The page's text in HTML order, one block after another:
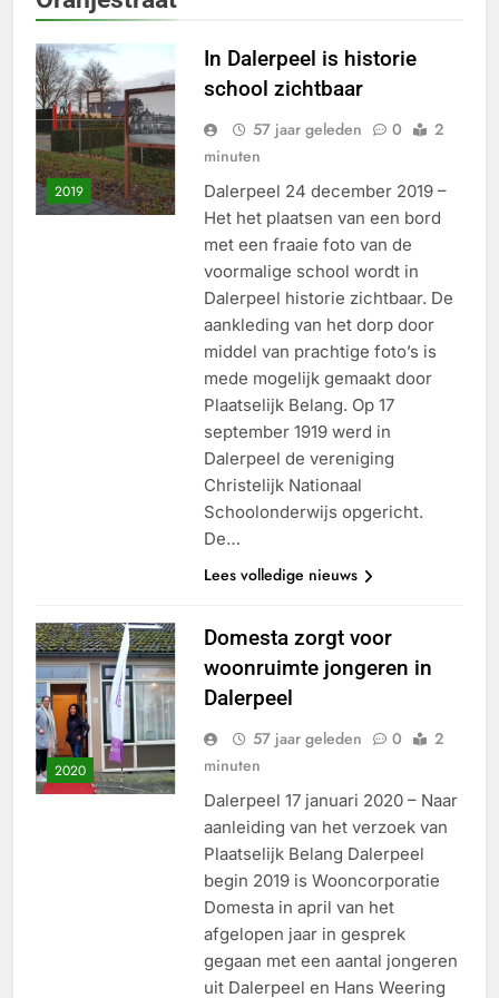
2019
In Dalerpeel is historie
school zichtbaar
57 jaar geleden 0
2
minuten
Dalerpeel 24 december 2019 –
Het het plaatsen van een bord
met een fraaie foto van de
voormalige school wordt in
Dalerpeel historie zichtbaar. De
aankleding van het dorp door
middel van prachtige foto’s is
mede mogelijk gemaakt door
Plaatselijk Belang. Op 17
september 1919 werd in
Dalerpeel de vereniging
Christelijk Nationaal
Schoolonderwijs opgericht.
De…
Lees volledige nieuws
2020
Domesta zorgt voor
woonruimte jongeren in
Dalerpeel
57 jaar geleden 0
2
minuten
Dalerpeel 17 januari 2020 – Naar
aanleiding van het verzoek van
Plaatselijk Belang Dalerpeel
begin 2019 is Wooncorporatie
Domesta in april van het
afgelopen jaar in gesprek
gegaan met een aantal jongeren
uit Dalerpeel en Hans Weering